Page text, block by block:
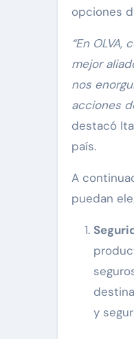
opciones
“En
mejor
nos
acciones
destacó
país.
A
puedan
y